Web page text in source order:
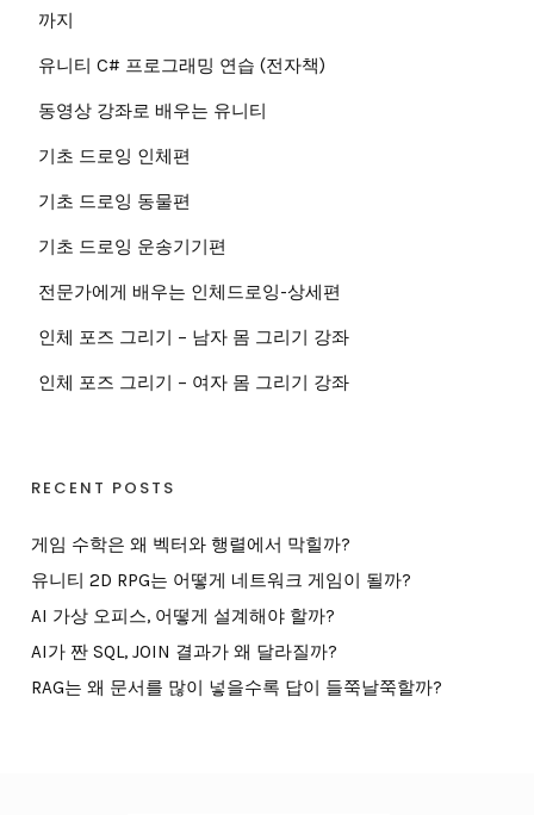
까지
유니티 C# 프로그래밍 연습 (전자책)
동영상 강좌로 배우는 유니티
기초 드로잉 인체편
기초 드로잉 동물편
기초 드로잉 운송기기편
전문가에게 배우는 인체드로잉-상세편
인체 포즈 그리기 – 남자 몸 그리기 강좌
인체 포즈 그리기 – 여자 몸 그리기 강좌
RECENT POSTS
게임 수학은 왜 벡터와 행렬에서 막힐까?
유니티 2D RPG는 어떻게 네트워크 게임이 될까?
AI 가상 오피스, 어떻게 설계해야 할까?
AI가 짠 SQL, JOIN 결과가 왜 달라질까?
RAG는 왜 문서를 많이 넣을수록 답이 들쭉날쭉할까?